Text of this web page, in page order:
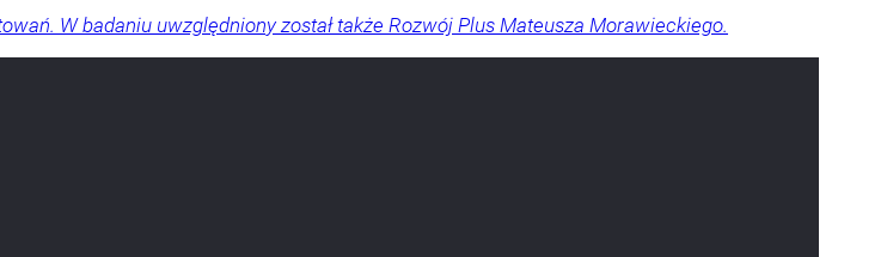
W badaniu uwzględniony został także Rozwój Plus Mateusza Morawieckiego.